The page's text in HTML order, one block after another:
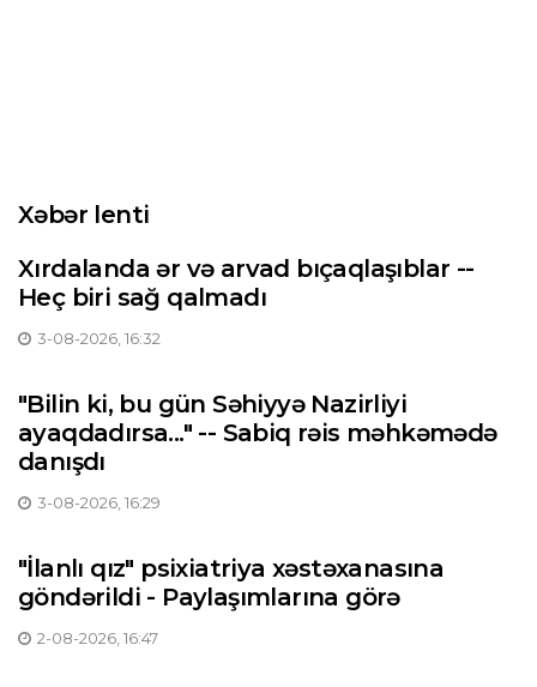
Xəbər lenti
Xırdalanda ər və arvad bıçaqlaşıblar --
Heç biri sağ qalmadı
3-08-2026, 16:32
"Bilin ki, bu gün Səhiyyə Nazirliyi
ayaqdadırsa..." -- Sabiq rəis məhkəmədə
danışdı
3-08-2026, 16:29
"İlanlı qız" psixiatriya xəstəxanasına
göndərildi - Paylaşımlarına görə
2-08-2026, 16:47